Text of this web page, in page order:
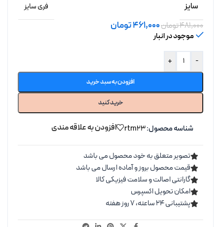
سایز فری سایز
481,000تومان461,000تومان
موجود در انبار
-
+
افزودن به سبد خرید
خرید کنید
شناسه محصول:rtm23 افزودن به علاقه مندی
تصویر متعلق به خود محصول می باشد
قیمت محصول بروز و آماده ارسال می باشد
گارانتی اصالت و سلامت فیزیکی کالا
امکان تحویل اکسپرس
پشتیبانی ۲۴ ساعته، ۷ روز هفته